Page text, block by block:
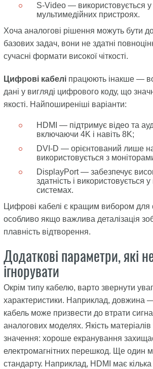
S-Video — використовується у
мультимедійних пристроях.
Хоча аналогові рішення можуть бути
базових задач, вони не здатні
сучасні формати високої чіткості.
Цифрові кабеліпрацюють інакше —
дані у вигляді цифрового коду, що
якості. Найпоширеніші варіанти:
HDMI — підтримує відео та
включаючи 4K і навіть 8K;
DVI-D — орієнтований лише
використовується з
DisplayPort — забезпечує
здатність і використовується
системах.
Цифрові кабелі є кращим вибором для
особливо якщо важлива деталізація
плавність відтворення.
Додаткові параметри, які
ігнорувати
Окрім типу кабелю, варто звернути
характеристики. Наприклад, довжина
кабель може призвести до втрати
аналогових моделях. Якість
значення: хороше екранування
електромагнітних перешкод. Ще один
стандарту. Наприклад, HDMI має кілька